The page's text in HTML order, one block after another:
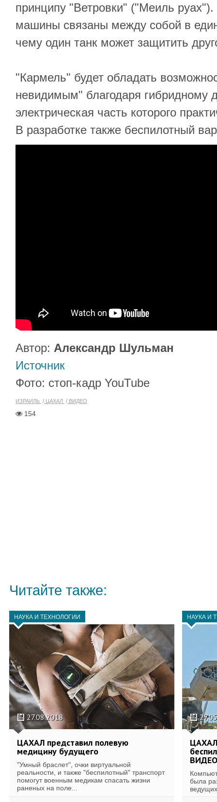
принципу "Ветровки" ("Меиль руах").
машины связаны между собой в
чему один танк может защитить
"Кармель" будет обладать
невидимым" благодаря гибридному
электрическая часть которого
В разработке также беспилотный
Автор: Александр Шульман
Источник
Фото: стоп-кадр YouTube
ИЗРАИЛЬ ЦАХАЛ ВИДЕО
154
Читайте также:
НАУКА И ТЕХНОЛОГИИ
27.08.2018
ЦАХАЛ представил полевую
медицину будущего
"Умный браслет", очки виртуальной
реальности, и также "беспилотный" транспорт
помогут военным медикам спасать жизни
раненых на поле...
НАУКА И
ЦАХАЛ
ВИДЕО
была